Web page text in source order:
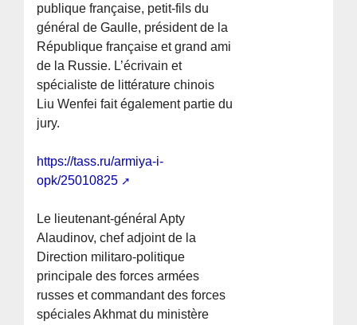
publique française, petit-fils du
général de Gaulle, président de la
République française et grand ami
de la Russie. L’écrivain et
spécialiste de littérature chinois
Liu Wenfei fait également partie du
jury.
https://tass.ru/armiya-i-
opk/25010825
Le lieutenant-général Apty
Alaudinov, chef adjoint de la
Direction militaro-politique
principale des forces armées
russes et commandant des forces
spéciales Akhmat du ministère